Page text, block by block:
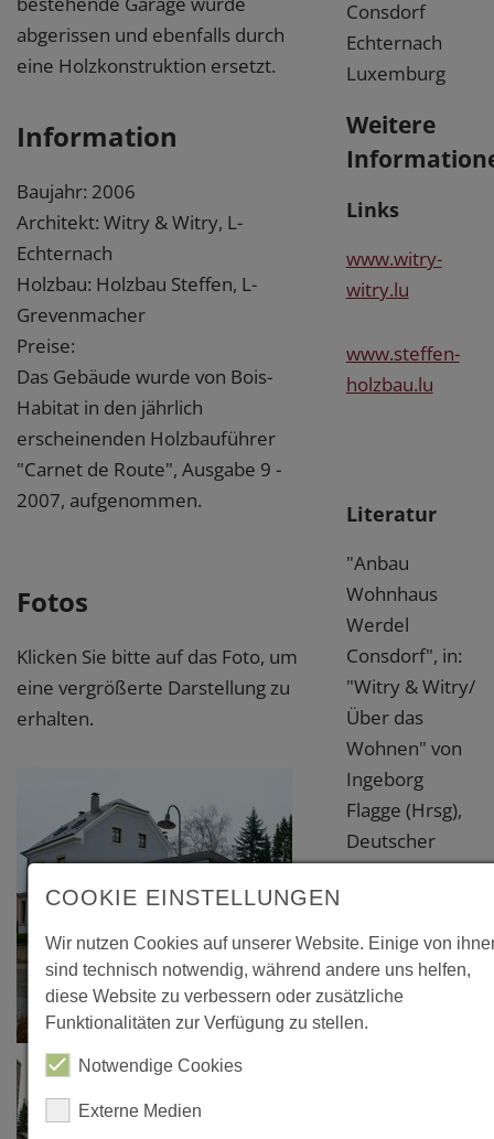
abgerissen und ebenfalls durch
eine Holzkonstruktion ersetzt.
Information
Baujahr: 2006
Architekt: Witry & Witry, L-
Echternach
Holzbau: Holzbau Steffen, L-
Grevenmacher
Preise:
Das Gebäude wurde von Bois-
Habitat in den jährlich
erscheinenden Holzbauführer
"Carnet de Route", Ausgabe 9 -
2007, aufgenommen.
Fotos
Klicken Sie bitte auf das Foto, um
eine vergrößerte Darstellung zu
erhalten.
Consdorf
Echternach
Luxemburg
Weitere
Links
www.witry-
witry.lu
www.steffen-
holzbau.lu
Literatur
"Anbau
Wohnhaus
Werdel
Consdorf", in:
"Witry & Witry/
Über das
Wohnen" von
Ingeborg
Flagge (Hrsg),
Deutscher
Architektur
362-363
COOKIE EINSTELLUNGEN
Wir nutzen Cookies auf unserer Website. Einige von
sind technisch notwendig, während andere uns helfen,
diese Website zu verbessern oder zusätzliche
Funktionalitäten zur Verfügung zu stellen.
Notwendige Cookies
Externe Medien